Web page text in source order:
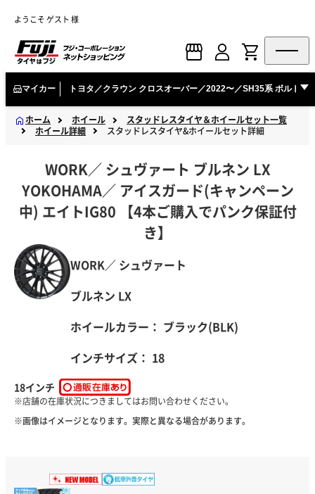
ようこそ ゲスト 様
マイカー トヨタ／クラウン クロスオーバー／2022〜／SH35系 ボルト
ホーム ホイール
スタッドレスタイヤ＆ホイールセット一覧
ホイール詳細
スタッドレスタイヤ&ホイールセット詳細
WORK／ シュヴァート ブルネン LX
YOKOHAMA／ アイスガード(キャンペーン
中) エイトIG80 【4本ご購入でパンク保証付
き】
WORK／ シュヴァート
ブルネン LX
ホイールカラー： ブラック(BLK)
インチサイズ： 18
18インチ
※画像はイメージとなります。実際と異なる場合があります。